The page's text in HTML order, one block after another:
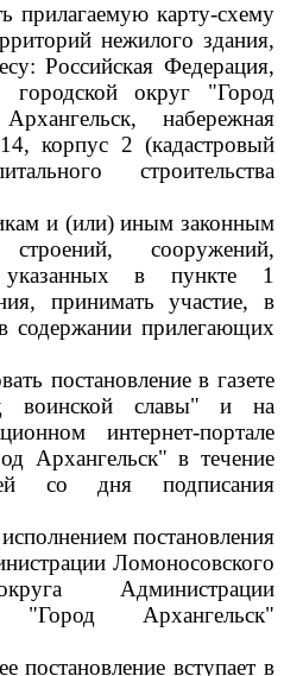
прилагаемую карту-схему
нежилого здания,
Российская Федерация,
городской округ "Город
набережная
корпус 2 (кадастровый
строительства
и (или) иным законным
сооружений,
указанных в пункте 1
принимать участие, в
содержании прилегающих
постановление в газете
воинской славы" и на
интернет-портале
Архангельск" в течение
со дня подписания
постановления
Ломоносовского
Администрации
"Город Архангельск"
постановление вступает в